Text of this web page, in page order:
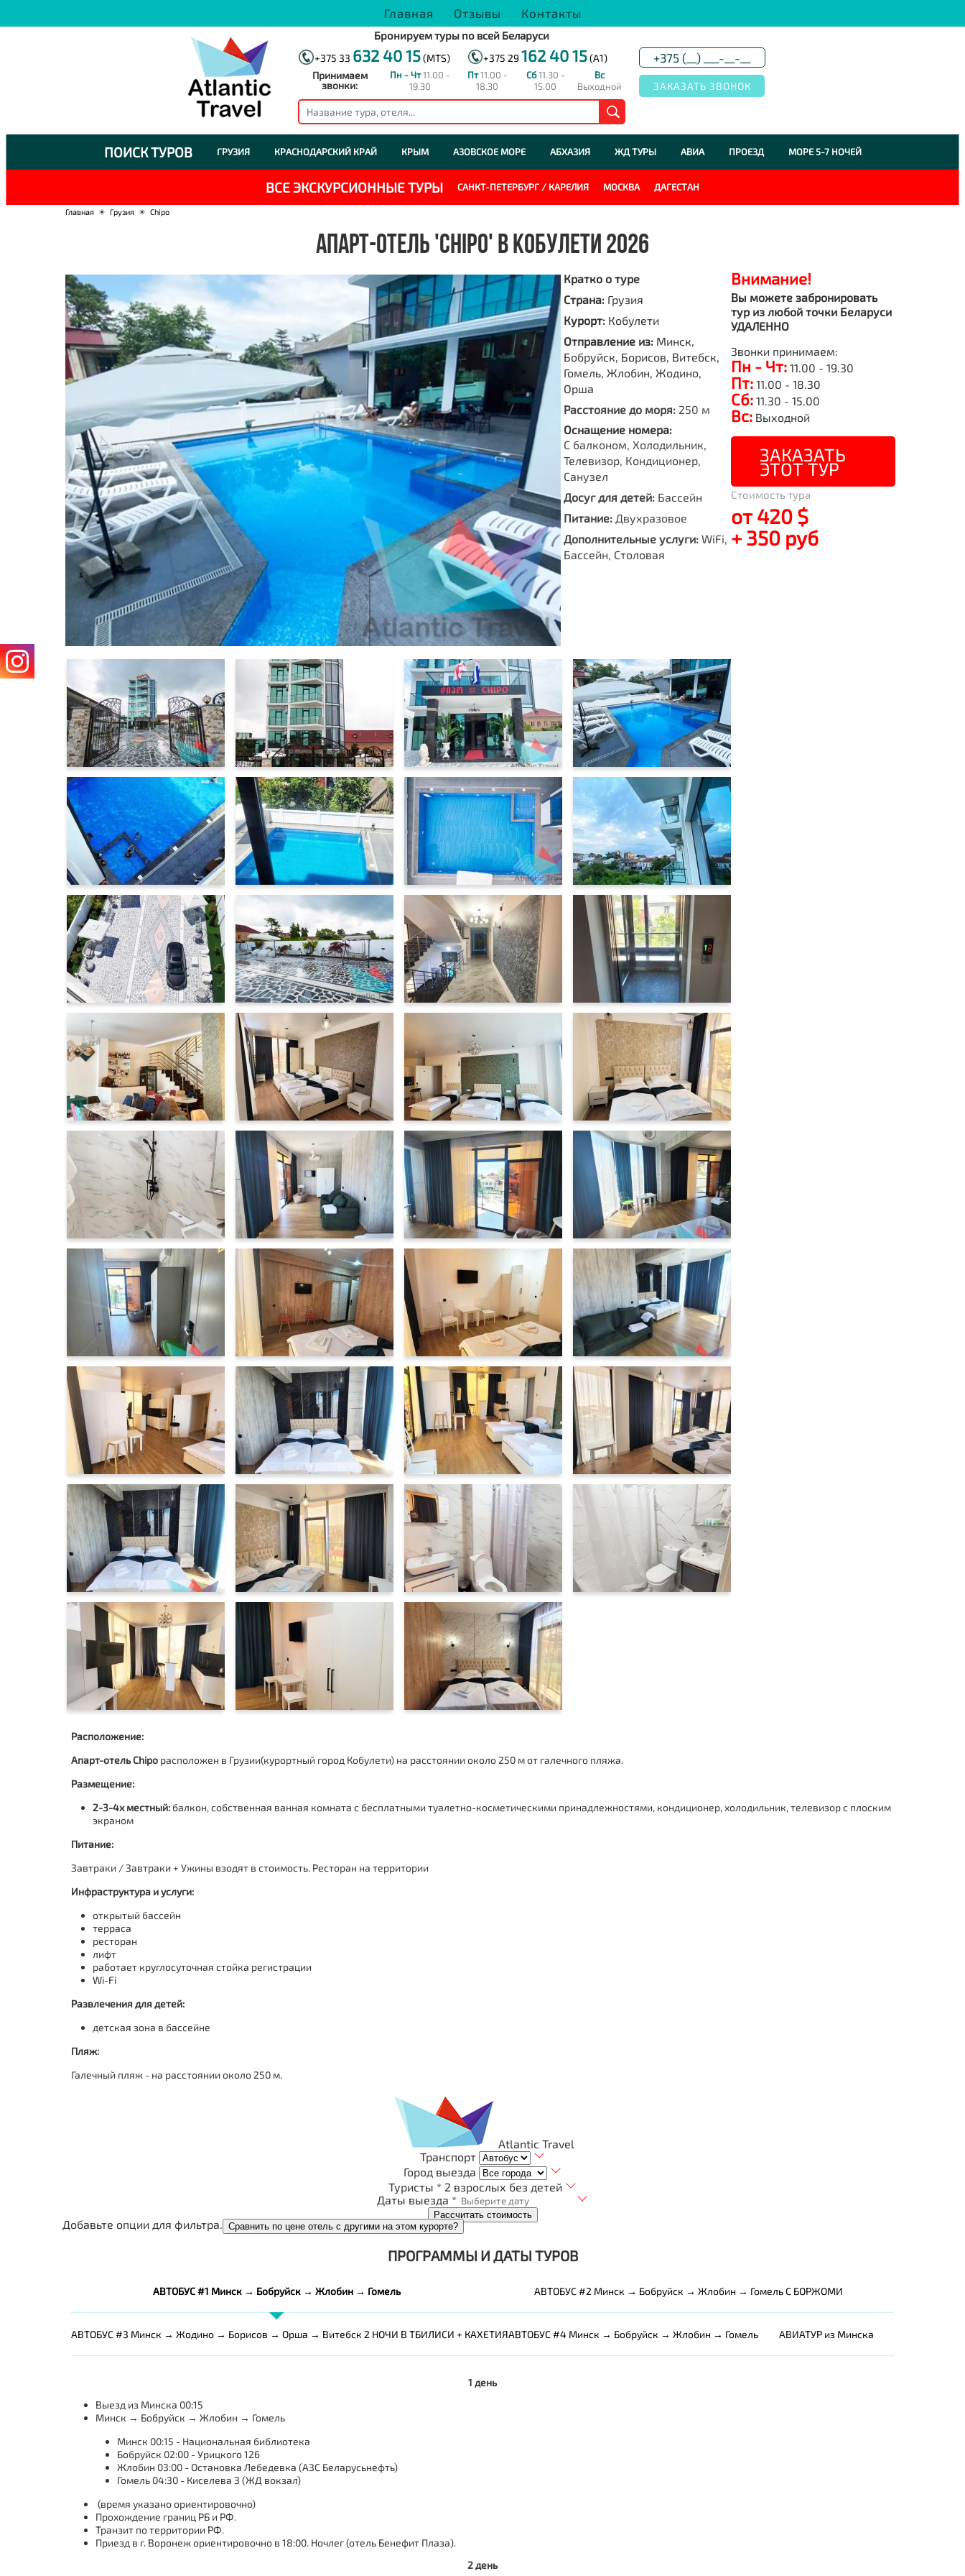
Главная Отзывы Контакты
Бронируем туры по всей Беларуси
+375 33 632 40 15(MTS) +375 29 162 40 15(A1)
Принимаем
звонки:
Пн - Чт11.00 -
19.30
Пт11.00 -
18.30
Сб11.30 -
15.00
Вс
Выходной
ПОИСК ТУРОВ ГРУЗИЯ КРАСНОДАРСКИЙ КРАЙ КРЫМ АЗОВСКОЕ МОРЕ АБХАЗИЯ ЖД ТУРЫ АВИА ПРОЕЗД МОРЕ 5-7 НОЧЕЙ
ВСЕ ЭКСКУРСИОННЫЕ ТУРЫ САНКТ-ПЕТЕРБУРГ / КАРЕЛИЯ МОСКВА ДАГЕСТАН
Главная ☀ Грузия ☀ Chipo
АПАРТ-ОТЕЛЬ 'CHIPO' В КОБУЛЕТИ 2026
Кратко о туре
Страна: Грузия
Курорт: Кобулети
Отправление из: Минск,
Бобруйск, Борисов, Витебск,
Гомель, Жлобин, Жодино,
Орша
Расстояние до моря:250 м
Оснащение номера:
С балконом, Холодильник,
Телевизор, Кондиционер,
Санузел
Досуг для детей:Бассейн
Питание:Двухразовое
Дополнительные услуги:WiFi,
Бассейн, Столовая
Внимание!
Вы можете забронировать
тур из любой точки Беларуси
УДАЛЕННО
Звонки принимаем:
Пн - Чт:11.00 - 19.30
Пт:11.00 - 18.30
Сб:11.30 - 15.00
Вс:Выходной
ЗАКАЗАТЬ
ЭТОТ ТУР
Стоимость тура
от 420 $
+ 350 руб
Расположение:
Апарт-отель Chipo расположен в Грузии(курортный город Кобулети) на расстоянии около 250 м от галечного пляжа.
Размещение:
2-3-4х местный: балкон, собственная ванная комната с бесплатными туалетно-косметическими принадлежностями, кондиционер, холодильник, телевизор с плоским
экраном
Питание:
Завтраки / Завтраки + Ужины взодят в стоимость. Ресторан на территории
Инфраструктура и услуги:
открытый бассейн
терраса
ресторан
лифт
работает круглосуточная стойка регистрации
Wi-Fi
Развлечения для детей:
детская зона в бассейне
Пляж:
Галечный пляж - на расстоянии около 250 м.
Atlantic Travel
Транспорт
Город выезда
Туристы * 2 взрослых без детей
Даты выезда *
Рассчитать стоимость
Добавьте опции для фильтра. Сравнить по цене отель с другими на этом курорте?
ПРОГРАММЫ И ДАТЫ ТУРОВ
АВТОБУС #1 Минск → Бобруйск → Жлобин → Гомель АВТОБУС #2 Минск → Бобруйск → Жлобин → Гомель С БОРЖОМИ
АВТОБУС #3 Минск → Жодино → Борисов → Орша → Витебск 2 НОЧИ В ТБИЛИСИ + КАХЕТИЯАВТОБУС #4 Минск → Бобруйск → Жлобин → Гомель АВИАТУР из Минска
1 день
Выезд из Минска 00:15
Минск → Бобруйск → Жлобин → Гомель
Минск 00:15 - Национальная библиотека
Бобруйск 02:00 - Урицкого 126
Жлобин 03:00 - Остановка Лебедевка (АЗС Беларусьнефть)
Гомель 04:30 - Киселева 3 (ЖД вокзал)
(время указано ориентировочно)
Прохождение границ РБ и РФ.
Транзит по территории РФ.
Приезд в г. Воронеж ориентировочно в 18:00. Ночлег (отель Бенефит Плаза).
2 день